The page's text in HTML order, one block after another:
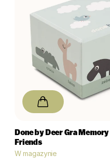
Done by DeerGra Memory
Friends
W magazynie